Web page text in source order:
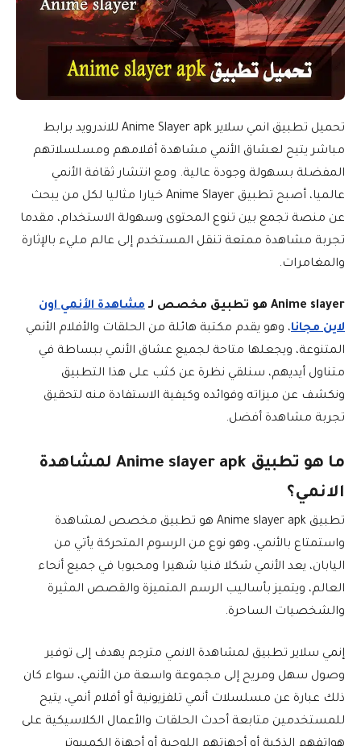
تحميل تطبيق انمي سلاير Anime Slayer apk للاندرويد برابط
مباشر يتيح لعشاق الأنمي مشاهدة أفلامهم ومسلسلاتهم
المفضلة بسهولة وجودة عالية. ومع انتشار ثقافة الأنمي
عالميا، أصبح تطبيق Anime Slayer خيارا مثاليا لكل من يبحث
عن منصة تجمع بين تنوع المحتوى وسهولة الاستخدام، مقدما
تجربة مشاهدة ممتعة تنقل المستخدم إلى عالم مليء بالإثارة
والمغامرات.
Anime slayer هو تطبيق مخصص لـ
مشاهدة الأنمي اون
لاين مجانا، وهو يقدم مكتبة هائلة من الحلقات والأفلام الأنمي
المتنوعة، ويجعلها متاحة لجميع عشاق الأنمي ببساطة في
متناول أيديهم، سنلقي نظرة عن كثب على هذا التطبيق
ونكشف عن ميزاته وفوائده وكيفية الاستفادة منه لتحقيق
تجربة مشاهدة أفضل.
ما هو تطبيق Anime slayer apk لمشاهدة
الانمي؟
تطبيق Anime slayer apk هو تطبيق مخصص لمشاهدة
واستمتاع بالأنمي، وهو نوع من الرسوم المتحركة يأتي من
اليابان، يعد الأنمي شكلا فنيا شهيرا ومحبوبا في جميع أنحاء
العالم، ويتميز بأساليب الرسم المتميزة والقصص المثيرة
والشخصيات الساحرة.
إنمي سلاير تطبيق لمشاهدة الانمي مترجم يهدف إلى توفير
وصول سهل ومريح إلى مجموعة واسعة من الأنمي، سواء كان
ذلك عبارة عن مسلسلات أنمي تلفزيونية أو أفلام أنمي، يتيح
للمستخدمين متابعة أحدث الحلقات والأعمال الكلاسيكية على